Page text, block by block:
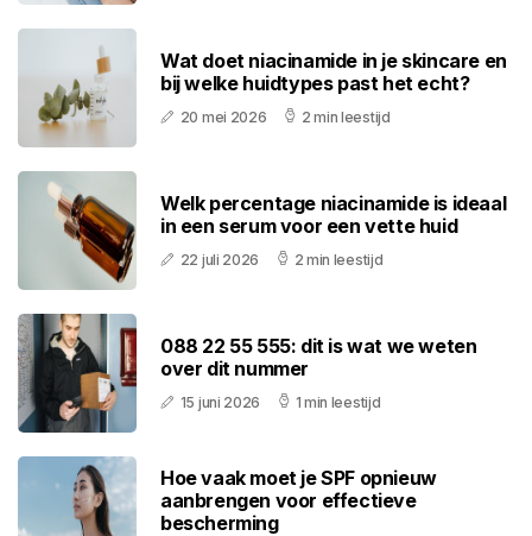
Wat doet niacinamide in je skincare en
bij welke huidtypes past het echt?
20 mei 2026 2 min leestijd
Welk percentage niacinamide is ideaal
in een serum voor een vette huid
22 juli 2026 2 min leestijd
088 22 55 555: dit is wat we weten
over dit nummer
15 juni 2026 1 min leestijd
Hoe vaak moet je SPF opnieuw
aanbrengen voor effectieve
bescherming